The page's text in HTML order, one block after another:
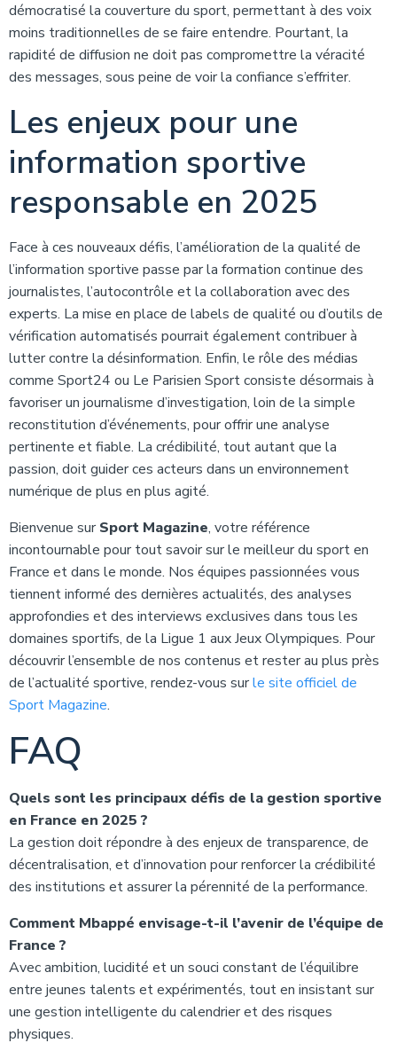
démocratisé la couverture du sport, permettant à des voix
moins traditionnelles de se faire entendre. Pourtant, la
rapidité de diffusion ne doit pas compromettre la véracité
des messages, sous peine de voir la confiance s’effriter.
Les enjeux pour une
information sportive
responsable en 2025
Face à ces nouveaux défis, l’amélioration de la qualité de
l’information sportive passe par la formation continue des
journalistes, l’autocontrôle et la collaboration avec des
experts. La mise en place de labels de qualité ou d’outils de
vérification automatisés pourrait également contribuer à
lutter contre la désinformation. Enfin, le rôle des médias
comme Sport24 ou Le Parisien Sport consiste désormais à
favoriser un journalisme d’investigation, loin de la simple
reconstitution d’événements, pour offrir une analyse
pertinente et fiable. La crédibilité, tout autant que la
passion, doit guider ces acteurs dans un environnement
numérique de plus en plus agité.
Bienvenue surSport Magazine, votre référence
incontournable pour tout savoir sur le meilleur du sport en
France et dans le monde. Nos équipes passionnées vous
tiennent informé des dernières actualités, des analyses
approfondies et des interviews exclusives dans tous les
domaines sportifs, de la Ligue 1 aux Jeux Olympiques. Pour
découvrir l’ensemble de nos contenus et rester au plus près
de l’actualité sportive, rendez-vous surle site officiel de
Sport Magazine.
FAQ
Quels sont les principaux défis de la gestion sportive
en France en 2025 ?
La gestion doit répondre à des enjeux de transparence, de
décentralisation, et d’innovation pour renforcer la crédibilité
des institutions et assurer la pérennité de la performance.
Comment Mbappé envisage-t-il l’avenir de l’équipe de
France ?
Avec ambition, lucidité et un souci constant de l’équilibre
entre jeunes talents et expérimentés, tout en insistant sur
une gestion intelligente du calendrier et des risques
physiques.